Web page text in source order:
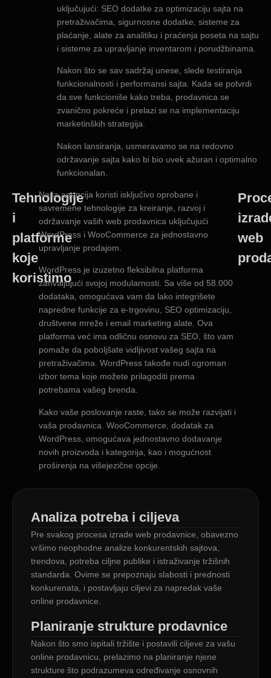
uključujući: SEO dodatke za optimizaciju sajta na
pretraživačima, sigurnosne dodatke, sisteme za
plaćanje, alate za analitiku i praćenja poseta na sajtu
i sisteme za upravljanje inventarom i porudžbinama.
Nakon što se sav sadržaj unese, slede testiranja
funkcionalnosti i performansi sajta. Kada se potvrdi
da sve funkcioniše kako treba, prodavnica se
zvanično pokreće i prelazi se na implementaciju
marketinških strategija.
Nakon lansiranja, usmeravamo se na redovno
održavanje sajta kako bi bio uvek ažuran i optimalno
funkcionalan.
Tehnologije
i
platforme
koje
koristimo
Naša agencija koristi isključivo oprobane i
savremene tehnologije za kreiranje, razvoj i
održavanje vaših web prodavnica uključujući
WordPress i WooCommerce za jednostavno
upravljanje prodajom.
WordPress je izuzetno fleksibilna platforma
zahvaljujući svojoj modularnosti. Sa više od 58.000
dodataka, omogućava vam da lako integrišete
napredne funkcije za e-trgovinu, SEO optimizaciju,
društvene mreže i email marketing alate. Ova
platforma već ima odličnu osnovu za SEO, što vam
pomaže da poboljšate vidljivost vašeg sajta na
pretraživačima. WordPress takođe nudi ogroman
izbor tema koje možete prilagoditi prema
potrebama vašeg brenda.
Kako vaše poslovanje raste, tako se može razvijati i
vaša prodavnica. WooCommerce, dodatak za
WordPress, omogućava jednostavno dodavanje
novih proizvoda i kategorija, kao i mogućnost
proširenja na višejezične opcije.
web
Analiza potreba i ciljeva
Pre svakog procesa izrade web prodavnice, obavezno
vršimo neophodne analize konkurentskih sajtova,
trendova, potreba ciljne publike i istraživanje tržišnih
standarda. Ovime se prepoznaju slabosti i prednosti
konkurenata, i postavljaju ciljevi za napredak vaše
online prodavnice.
Planiranje strukture prodavnice
Nakon što smo ispitali tržište i postavili ciljeve za vašu
online prodavnicu, prelazimo na planiranje njene
strukture što podrazumeva određivanje osnovnih